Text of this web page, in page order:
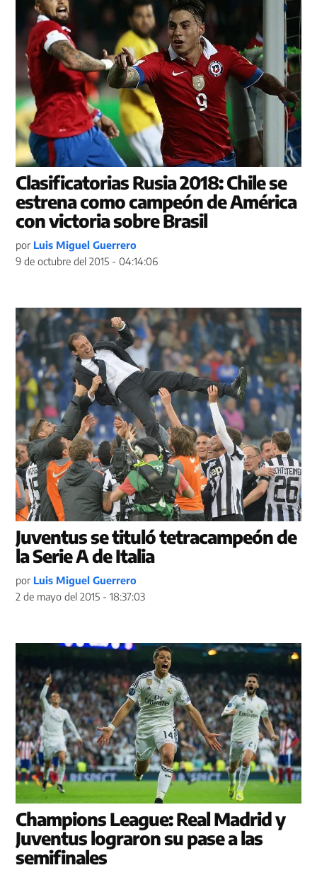
Clasificatorias Rusia 2018: Chile se
estrena como campeón de América
con victoria sobre Brasil
por Luis Miguel Guerrero
9 de octubre del 2015 - 04:14:06
Juventus se tituló tetracampeón de
la Serie A de Italia
por Luis Miguel Guerrero
2 de mayo del 2015 - 18:37:03
Champions League: Real Madrid y
Juventus lograron su pase a las
semifinales